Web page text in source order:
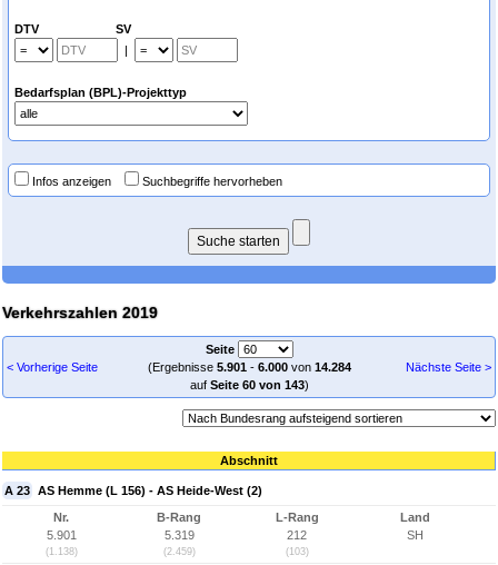
DTV SV
|
Bedarfsplan (BPL)-Projekttyp
Infos anzeigen Suchbegriffe hervorheben
Verkehrszahlen 2019
< Vorherige Seite
Seite
(Ergebnisse 5.901- 6.000von 14.284
auf Seite 60 von 143)
Nächste Seite >
Abschnitt
A 23 AS Hemme (L 156) - AS Heide-West (2)
Nr.
5.901
(1.138)
B-Rang
5.319
(2.459)
L-Rang
212
(103)
Land
SH